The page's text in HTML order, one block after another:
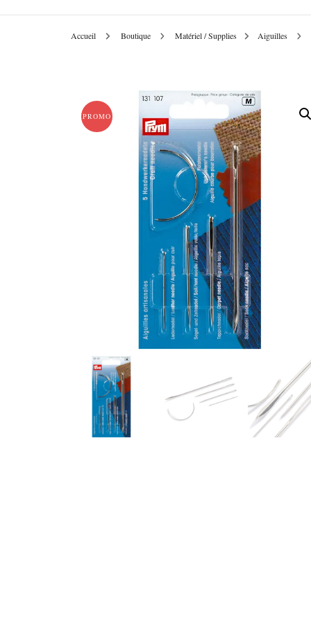
Accueil Boutique Matériel / Supplies Aiguilles
PROMO !